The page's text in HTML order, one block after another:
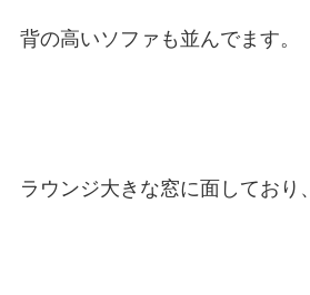
背の高いソファも並んでます。
ラウンジ大きな窓に面しており、